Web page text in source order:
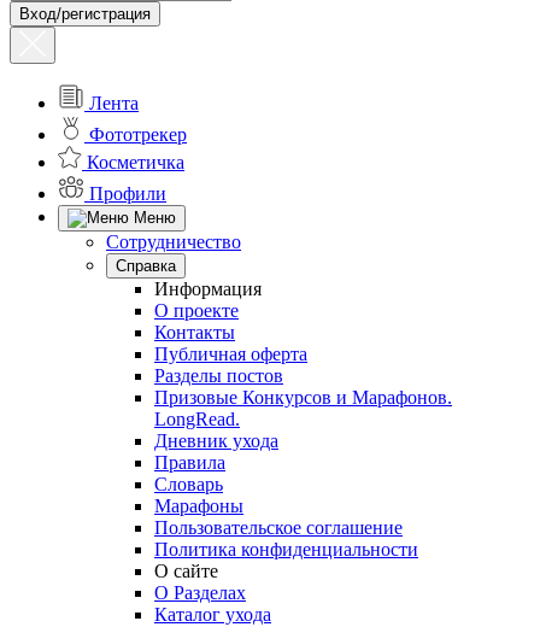
Вход/регистрация
Лента
Фототрекер
Косметичка
Профили
Меню
Сотрудничество
Справка
Информация
О проекте
Контакты
Публичная оферта
Разделы постов
Призовые Конкурсов и Марафонов.
LongRead.
Дневник ухода
Правила
Словарь
Марафоны
Пользовательское соглашение
Политика конфиденциальности
О сайте
О Разделах
Каталог ухода